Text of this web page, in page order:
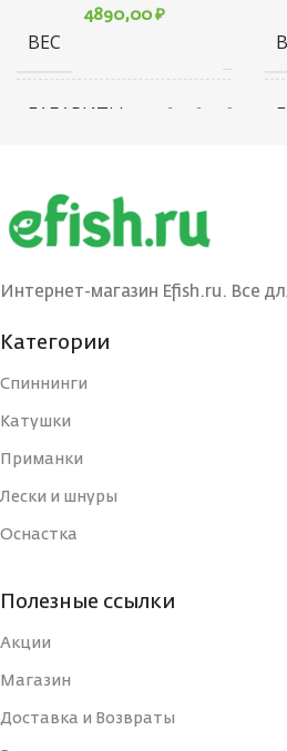
4890,00 ₽
ВЕС
ГАБАРИТЫ
УДИЛИЩА
БРЕНД Maximus
КОЛИЧЕСТВО
ВЕРШИНОК
МАТЕРИАЛ
КОЛИЧЕСТВО КОЛЕЦ
КОЛИЧЕСТВО СЕКЦИЙ
Интернет-магазин Efish.ru. Все
Категории
Спиннинги
Катушки
Приманки
Лески и шнуры
Оснастка
Полезные ссылки
Акции
Магазин
Доставка и Возвраты